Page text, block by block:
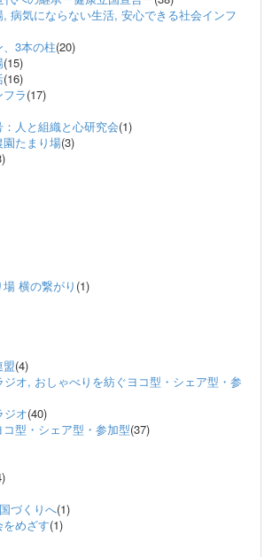
病気にならない生活, 安心できる社会インフ
3本の柱(20)
(15)
(16)
ラ(17)
人と組織と心研究会(1)
たまり場(3)
横の繋がり (1)
盟(4)
オ, おしゃべりを紡ぐヨコ型・シェア型・参
ジオ(40)
型・シェア型・参加型(37)
づくりへ(1)
めざす(1)